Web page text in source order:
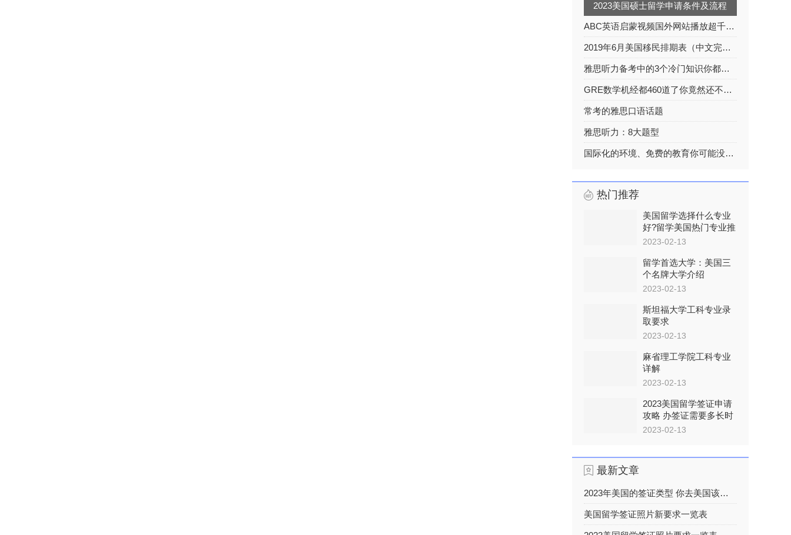
2023美国硕士留学申请条件及流程
ABC英语启蒙视频国外网站播放超千万超级有趣
2019年6月美国移民排期表（中文完整版）
雅思听力备考中的3个冷门知识你都了解吗？
GRE数学机经都460道了你竟然还不知道？！！
常考的雅思口语话题
雅思听力：8大题型
国际化的环境、免费的教育你可能没那么了解挪威
热门推荐
美国留学选择什么专业
好?留学美国热门专业推
荐
2023-02-13
留学首选大学：美国三
个名牌大学介绍
2023-02-13
斯坦福大学工科专业录
取要求
2023-02-13
麻省理工学院工科专业
详解
2023-02-13
2023美国留学签证申请
攻略 办签证需要多长时
间
2023-02-13
最新文章
2023年美国的签证类型 你去美国该办什么签证
美国留学签证照片新要求一览表